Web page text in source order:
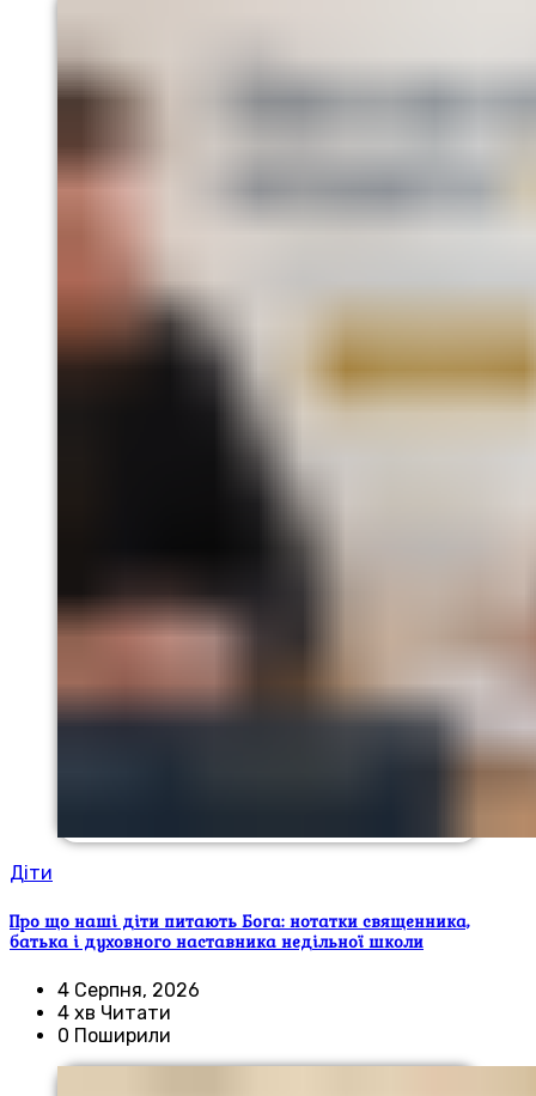
Діти
Про що наші діти питають Бога: нотатки священника,
батька і духовного наставника недільної школи
4 Серпня, 2026
4 хв Читати
0 Поширили